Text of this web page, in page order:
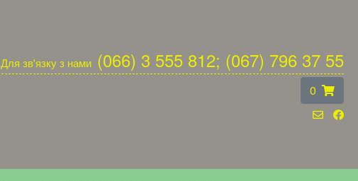
Для зв'язку з нами (066) 3 555 812; (067) 796 37 55
0